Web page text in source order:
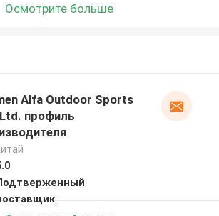
Осмотрите больше
Alfa Outdoor Sports
профиль